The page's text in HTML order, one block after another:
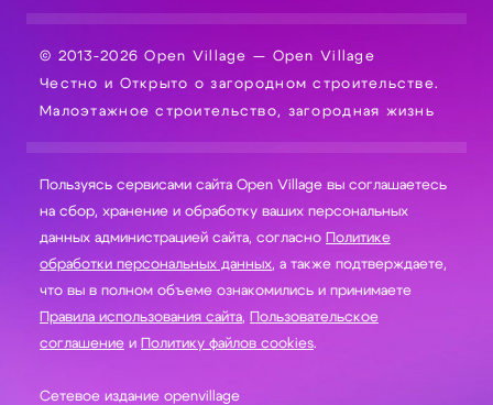
© 2013-2026 Open Village — Open Village
Честно и Открыто о загородном строительстве.
Малоэтажное строительство, загородная жизнь
Пользуясь сервисами сайта Open Village вы соглашаетесь
на сбор, хранение и обработку ваших персональных
данных администрацией сайта, согласно Политике
обработки персональных данных, а также подтверждаете,
что вы в полном объеме ознакомились и принимаете
Правила использования сайта, Пользовательское
соглашение и Политику файлов cookies.
Сетевое издание openvillage